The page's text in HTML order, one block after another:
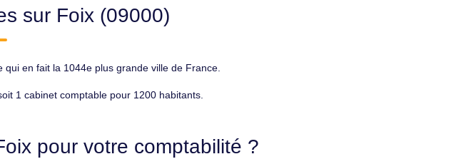
sur Foix (09000)
en fait la 1044e plus grande ville de France.
1 cabinet comptable pour 1200 habitants.
pour votre comptabilité ?